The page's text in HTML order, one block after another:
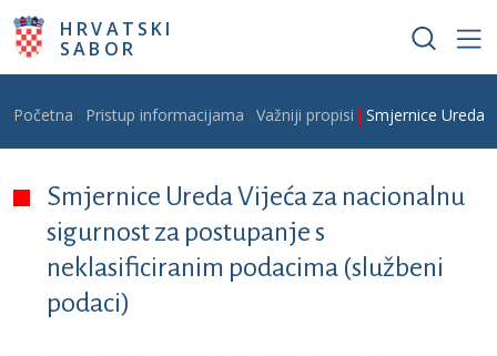
Skoči na glavni sadržaj
HRVATSKI
SABOR
Breadcrumb
Početna Pristup informacijama Važniji propisi Smjernice Ureda
Smjernice Ureda Vijeća za nacionalnu
sigurnost za postupanje s
neklasificiranim podacima (službeni
podaci)